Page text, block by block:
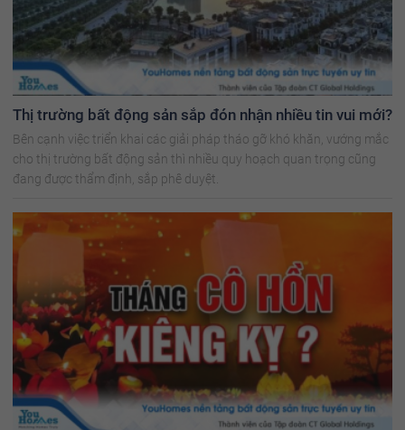
Thị trường bất động sản sắp đón nhận nhiều tin vui mới?
Bên cạnh việc triển khai các giải pháp tháo gỡ khó khăn, vướng mắc
cho thị trường bất động sản thì nhiều quy hoạch quan trọng cũng
đang được thẩm định, sắp phê duyệt.